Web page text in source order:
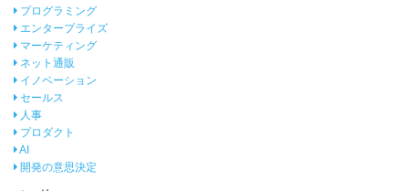
プログラミング
エンタープライズ
マーケティング
ネット通販
イノベーション
セールス
人事
プロダクト
AI
開発の意思決定